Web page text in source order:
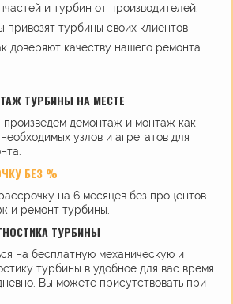
и турбин от производителей.
привозят турбины своих клиентов
доверяют качеству нашего ремонта.
ТУРБИНЫ НА МЕСТЕ
демонтаж и монтаж как
узлов и агрегатов для
БЕЗ %
на 6 месяцев без процентов
и ремонт турбины.
ТУРБИНЫ
на бесплатную механическую и
турбины в удобное для вас время
Вы можете присутствовать при